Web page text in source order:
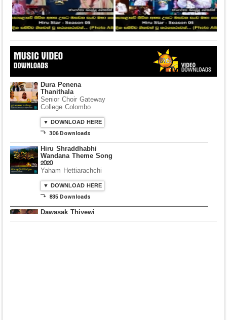
Dura Penena
Thanithala
Senior Choir Gateway
College Colombo
▼ DOWNLOAD HERE
⤵ 306 Downloads
Hiru Shraddhabhi
Wandana Theme Song